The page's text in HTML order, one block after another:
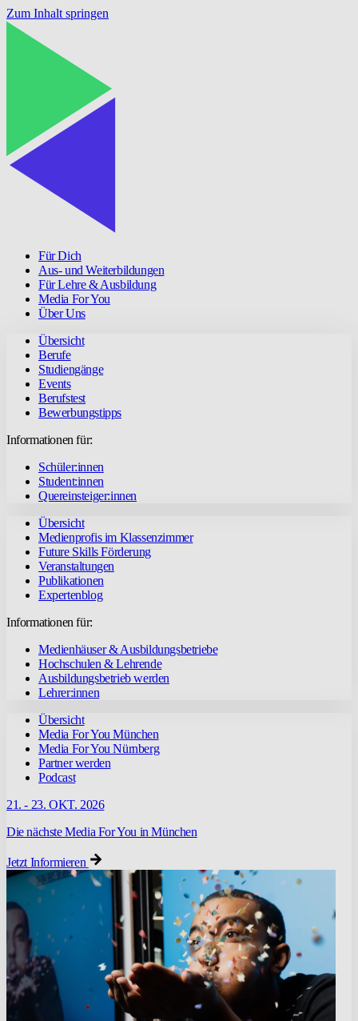
Zum Inhalt springen
Für Dich
Aus- und Weiterbildungen
Für Lehre & Ausbildung
Media For You
Über Uns
Übersicht
Berufe
Studiengänge
Events
Berufstest
Bewerbungstipps
Informationen für:
Schüler:innen
Student:innen
Quereinsteiger:innen
Übersicht
Medienprofis im Klassenzimmer
Future Skills Förderung
Veranstaltungen
Publikationen
Expertenblog
Informationen für:
Medienhäuser & Ausbildungsbetriebe
Hochschulen & Lehrende
Ausbildungsbetrieb werden
Lehrer:innen
Übersicht
Media For You München
Media For You Nürnberg
Partner werden
Podcast
21. - 23. OKT. 2026
Die nächste Media For You in München
Jetzt Informieren